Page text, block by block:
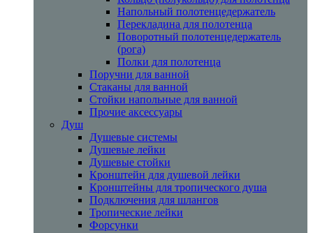
Напольный полотенцедержатель
Перекладина для полотенца
Поворотный полотенцедержатель
(рога)
Полки для полотенца
Поручни для ванной
Стаканы для ванной
Стойки напольные для ванной
Прочие аксессуары
Душ
Душевые системы
Душевые лейки
Душевые стойки
Кронштейн для душевой лейки
Кронштейны для тропического душа
Подключения для шлангов
Тропические лейки
Форсунки